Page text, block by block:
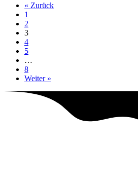
« Zurück
1
2
3
4
5
…
8
Weiter »